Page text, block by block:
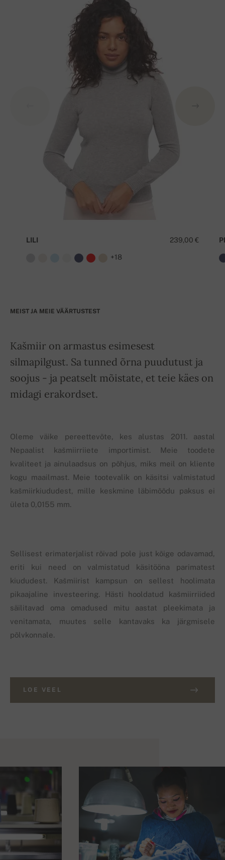
239,00 €
LILI
+18
MEIST JA MEIE VÄÄRTUSTEST
Kašmiir on armastus esimesest
silmapilgust. Sa tunned õrna puudutust ja
soojus - ja peatselt mõistate, et teie käes on
midagi erakordset.
Oleme väike pereettevõte, kes alustas 2011. aastal
Nepaalist kašmiirriiete importimist. Meie toodete
kvaliteet ja ainulaadsus on põhjus, miks meil on kliente
kogu maailmast. Meie tootevalik on käsitsi valmistatud
kašmiirkiududest, mille keskmine läbimõõdu paksus ei
ületa 0,0155 mm.
Sellisest erimaterjalist rõivad pole just kõige odavamad,
eriti kui need on valmistatud käsitööna parimatest
kiududest. Kašmiirist kampsun on sellest hoolimata
pikaajaline investeering. Hästi hooldatud kašmiirriided
säilitavad oma omadused mitu aastat pleekimata ja
venitamata, muutes selle kantavaks ka järgmisele
põlvkonnale.
LOE VEEL